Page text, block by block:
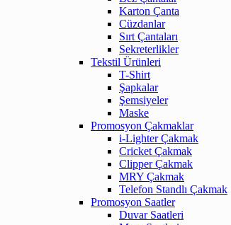
Karton Çanta
Cüzdanlar
Sırt Çantaları
Sekreterlikler
Tekstil Ürünleri
T-Shirt
Şapkalar
Şemsiyeler
Maske
Promosyon Çakmaklar
i-Lighter Çakmak
Cricket Çakmak
Clipper Çakmak
MRY Çakmak
Telefon Standlı Çakmak
Promosyon Saatler
Duvar Saatleri